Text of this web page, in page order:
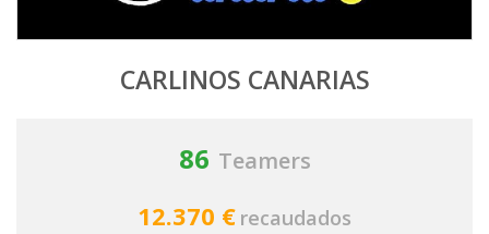
CARLINOS CANARIAS
86 Teamers
12.370 € recaudados